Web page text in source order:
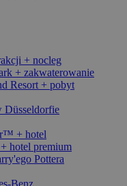
+ nocleg
+ zakwaterowanie
Resort + pobyt
Düsseldorfie
+ hotel
hotel premium
Pottera